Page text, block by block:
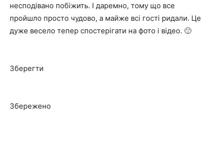
несподівано побіжить. І даремно, тому що все
пройшло просто чудово, а майже всі гості ридали. Це
дуже весело тепер спостерігати на фото і відео. 🙂
Зберегти
Збережено